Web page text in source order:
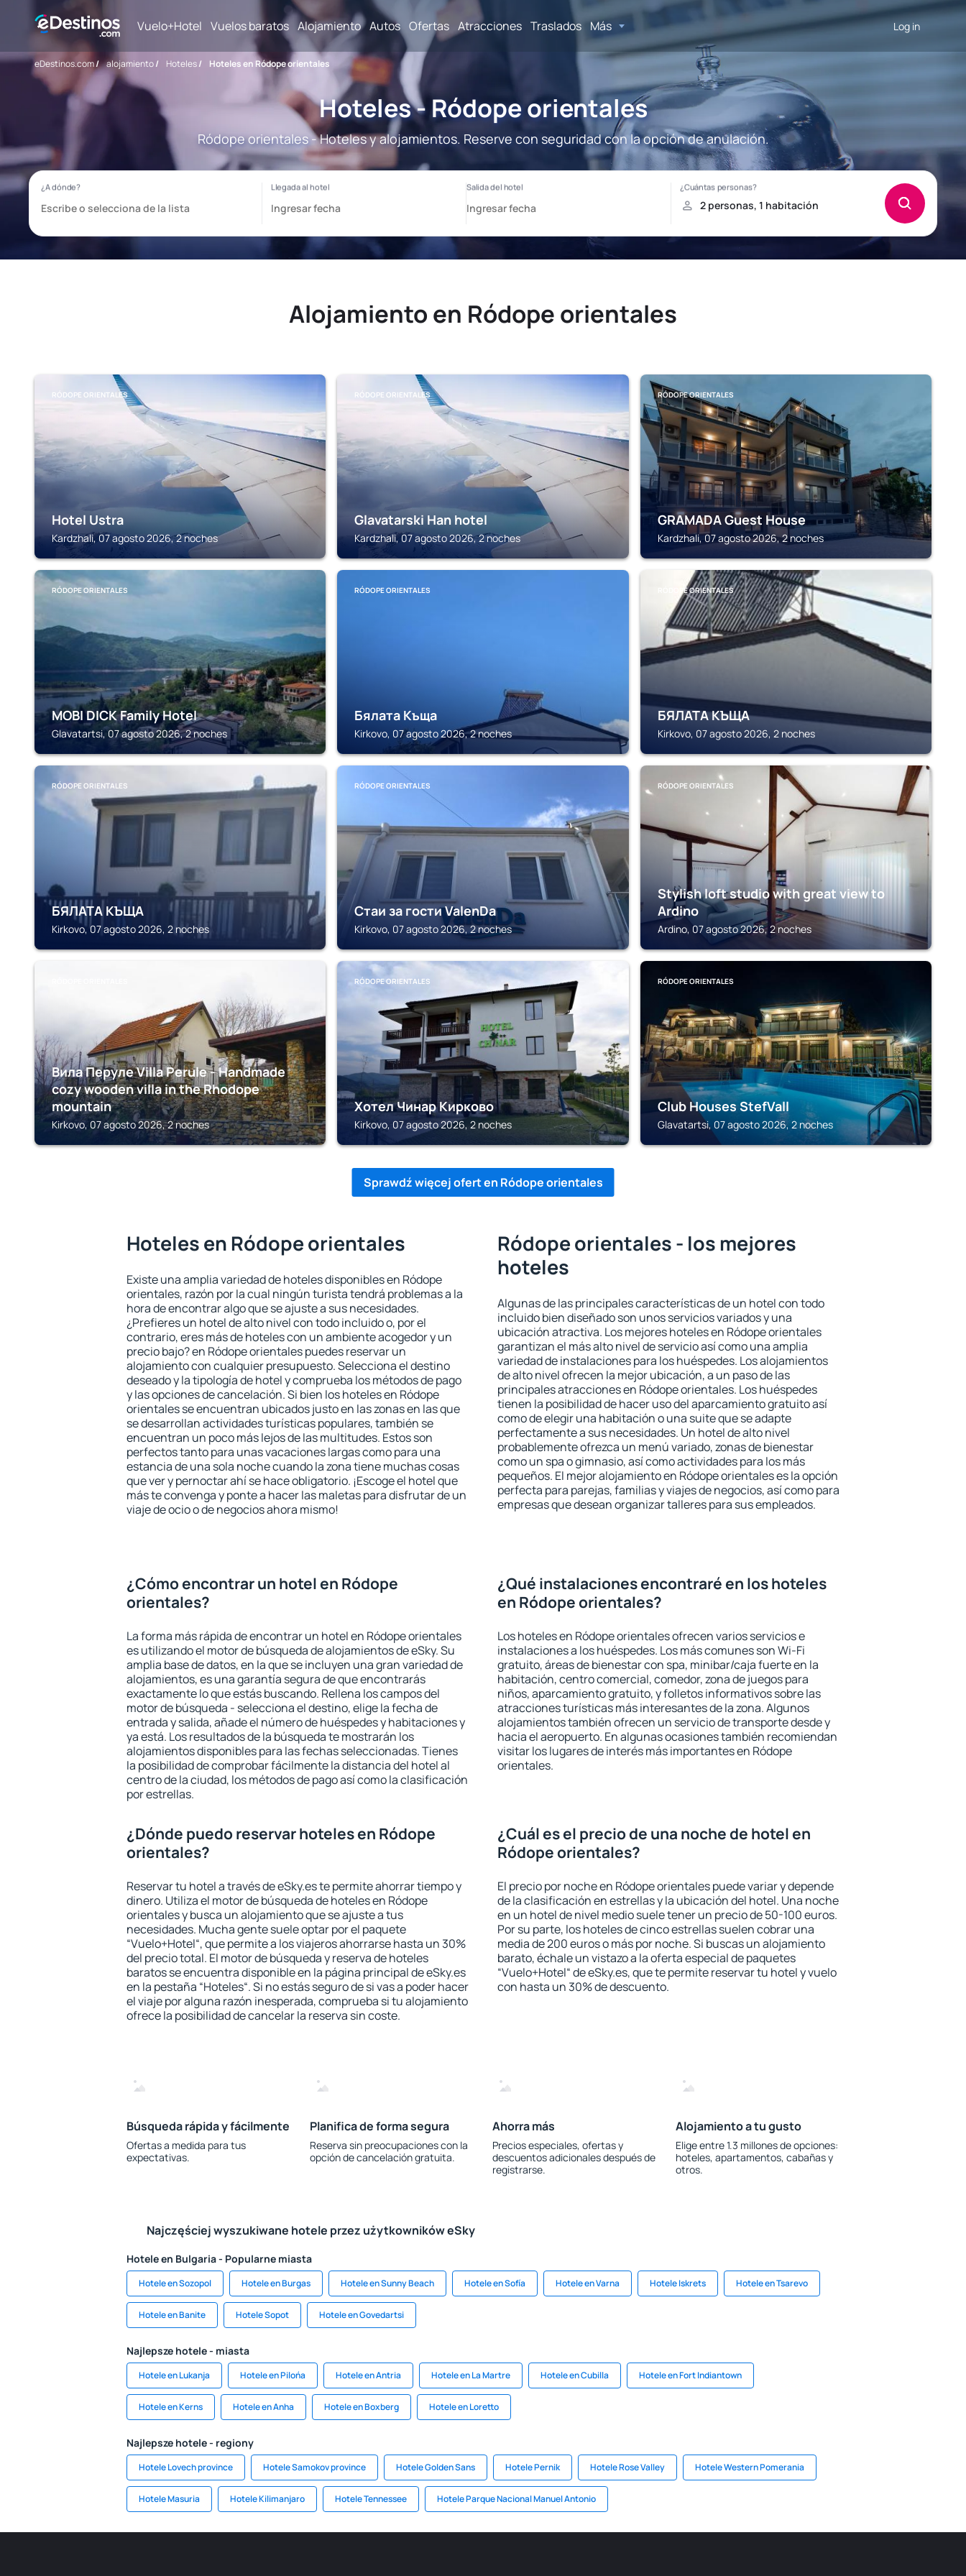
Vuelo+Hotel Vuelos baratos Alojamiento Autos Ofertas Atracciones Traslados Más Log in
eDestinos.com/ alojamiento/ Hoteles/ Hoteles en Ródope orientales
Hoteles - Ródope orientales
Ródope orientales - Hoteles y alojamientos. Reserve con seguridad con la opción de anulación.
Alojamiento en Ródope orientales
RÓDOPE ORIENTALES
Hotel Ustra
Kardzhali, 07 agosto 2026, 2 noches
RÓDOPE ORIENTALES
Glavatarski Han hotel
Kardzhali, 07 agosto 2026, 2 noches
RÓDOPE ORIENTALES
GRAMADA Guest House
Kardzhali, 07 agosto 2026, 2 noches
RÓDOPE ORIENTALES
MOBI DICK Family Hotel
Glavatartsi, 07 agosto 2026, 2 noches
RÓDOPE ORIENTALES
Бялата Къща
Kirkovo, 07 agosto 2026, 2 noches
RÓDOPE ORIENTALES
БЯЛАТА КЪЩА
Kirkovo, 07 agosto 2026, 2 noches
RÓDOPE ORIENTALES
БЯЛАТА КЪЩА
Kirkovo, 07 agosto 2026, 2 noches
RÓDOPE ORIENTALES
Стаи за гости ValenDa
Kirkovo, 07 agosto 2026, 2 noches
RÓDOPE ORIENTALES
Stylish loft studio with great view to
Ardino
Ardino, 07 agosto 2026, 2 noches
Вила Перуле Villa Perule - Handmade
cozy wooden villa in the Rhodope
mountain
Kirkovo, 07 agosto 2026, 2 noches
RÓDOPE ORIENTALES
Хотел Чинар Кирково
Kirkovo, 07 agosto 2026, 2 noches
RÓDOPE ORIENTALES
Club Houses StefVall
Glavatartsi, 07 agosto 2026, 2 noches
Sprawdź więcej ofert en Ródope orientales
Hoteles en Ródope orientales
Existe una amplia variedad de hoteles disponibles en Ródope
orientales, razón por la cual ningún turista tendrá problemas a la
hora de encontrar algo que se ajuste a sus necesidades.
¿Prefieres un hotel de alto nivel con todo incluido o, por el
contrario, eres más de hoteles con un ambiente acogedor y un
precio bajo? en Ródope orientales puedes reservar un
alojamiento con cualquier presupuesto. Selecciona el destino
deseado y la tipología de hotel y comprueba los métodos de pago
y las opciones de cancelación. Si bien los hoteles en Ródope
orientales se encuentran ubicados justo en las zonas en las que
se desarrollan actividades turísticas populares, también se
encuentran un poco más lejos de las multitudes. Estos son
perfectos tanto para unas vacaciones largas como para una
estancia de una sola noche cuando la zona tiene muchas cosas
que ver y pernoctar ahí se hace obligatorio. ¡Escoge el hotel que
más te convenga y ponte a hacer las maletas para disfrutar de un
viaje de ocio o de negocios ahora mismo!
Ródope orientales - los mejores
hoteles
Algunas de las principales características de un hotel con todo
incluido bien diseñado son unos servicios variados y una
ubicación atractiva. Los mejores hoteles en Ródope orientales
garantizan el más alto nivel de servicio así como una amplia
variedad de instalaciones para los huéspedes. Los alojamientos
de alto nivel ofrecen la mejor ubicación, a un paso de las
principales atracciones en Ródope orientales. Los huéspedes
tienen la posibilidad de hacer uso del aparcamiento gratuito así
como de elegir una habitación o una suite que se adapte
perfectamente a sus necesidades. Un hotel de alto nivel
probablemente ofrezca un menú variado, zonas de bienestar
como un spa o gimnasio, así como actividades para los más
pequeños. El mejor alojamiento en Ródope orientales es la opción
perfecta para parejas, familias y viajes de negocios, así como para
empresas que desean organizar talleres para sus empleados.
¿Cómo encontrar un hotel en Ródope
orientales?
La forma más rápida de encontrar un hotel en Ródope orientales
es utilizando el motor de búsqueda de alojamientos de eSky. Su
amplia base de datos, en la que se incluyen una gran variedad de
alojamientos, es una garantía segura de que encontrarás
exactamente lo que estás buscando. Rellena los campos del
motor de búsqueda - selecciona el destino, elige la fecha de
entrada y salida, añade el número de huéspedes y habitaciones y
ya está. Los resultados de la búsqueda te mostrarán los
alojamientos disponibles para las fechas seleccionadas. Tienes
la posibilidad de comprobar fácilmente la distancia del hotel al
centro de la ciudad, los métodos de pago así como la clasificación
por estrellas.
¿Qué instalaciones encontraré en los hoteles
en Ródope orientales?
Los hoteles en Ródope orientales ofrecen varios servicios e
instalaciones a los huéspedes. Los más comunes son Wi-Fi
gratuito, áreas de bienestar con spa, minibar/caja fuerte en la
habitación, centro comercial, comedor, zona de juegos para
niños, aparcamiento gratuito, y folletos informativos sobre las
atracciones turísticas más interesantes de la zona. Algunos
alojamientos también ofrecen un servicio de transporte desde y
hacia el aeropuerto. En algunas ocasiones también recomiendan
visitar los lugares de interés más importantes en Ródope
orientales.
¿Dónde puedo reservar hoteles en Ródope
orientales?
Reservar tu hotel a través de eSky.es te permite ahorrar tiempo y
dinero. Utiliza el motor de búsqueda de hoteles en Ródope
orientales y busca un alojamiento que se ajuste a tus
necesidades. Mucha gente suele optar por el paquete
“Vuelo+Hotel“, que permite a los viajeros ahorrarse hasta un 30%
del precio total. El motor de búsqueda y reserva de hoteles
baratos se encuentra disponible en la página principal de eSky.es
en la pestaña “Hoteles“. Si no estás seguro de si vas a poder hacer
el viaje por alguna razón inesperada, comprueba si tu alojamiento
ofrece la posibilidad de cancelar la reserva sin coste.
¿Cuál es el precio de una noche de hotel en
Ródope orientales?
El precio por noche en Ródope orientales puede variar y depende
de la clasificación en estrellas y la ubicación del hotel. Una noche
en un hotel de nivel medio suele tener un precio de 50-100 euros.
Por su parte, los hoteles de cinco estrellas suelen cobrar una
media de 200 euros o más por noche. Si buscas un alojamiento
barato, échale un vistazo a la oferta especial de paquetes
“Vuelo+Hotel“ de eSky.es, que te permite reservar tu hotel y vuelo
con hasta un 30% de descuento.
Búsqueda rápida y fácilmente
Ofertas a medida para tus
expectativas.
Planifica de forma segura
Reserva sin preocupaciones con la
opción de cancelación gratuita.
Ahorra más
Precios especiales, ofertas y
descuentos adicionales después de
registrarse.
Alojamiento a tu gusto
Elige entre 1.3 millones de opciones:
hoteles, apartamentos, cabañas y
otros.
Najczęściej wyszukiwane hotele przez użytkowników eSky
Hotele en Bulgaria - Popularne miasta
Hotele en Sozopol Hotele en Burgas Hotele en Sunny Beach Hotele en Sofía Hotele en Varna Hotele Iskrets Hotele en Tsarevo
Hotele en Banite Hotele Sopot Hotele en Govedartsi
Najlepsze hotele - miasta
Hotele en Lukanja Hotele en Pilońa Hotele en Antria Hotele en La Martre Hotele en Cubilla Hotele en Fort Indiantown
Hotele en Kerns Hotele en Anha Hotele en Boxberg Hotele en Loretto
Najlepsze hotele - regiony
Hotele Lovech province Hotele Samokov province Hotele Golden Sans Hotele Pernik Hotele Rose Valley Hotele Western Pomerania
Hotele Masuria Hotele Kilimanjaro Hotele Tennessee Hotele Parque Nacional Manuel Antonio